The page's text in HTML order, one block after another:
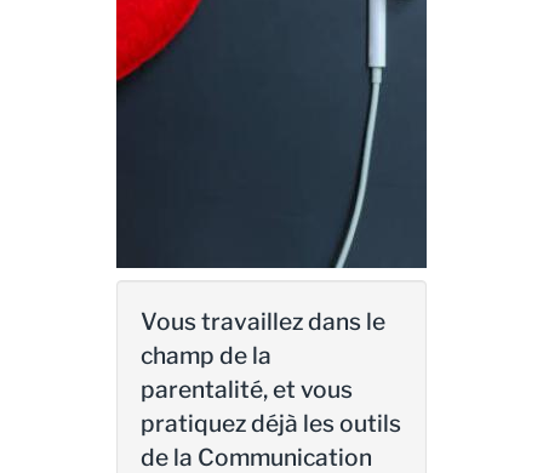
Vous travaillez dans le
champ de la
parentalité, et vous
pratiquez déjà les outils
de la Communication